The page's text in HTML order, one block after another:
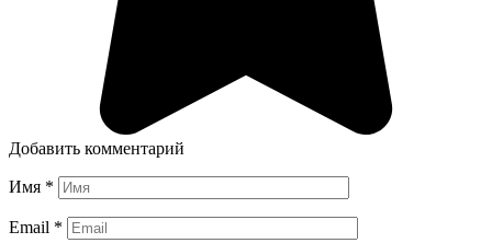
Добавить комментарий
Имя *
Email *